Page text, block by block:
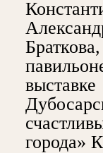
города»